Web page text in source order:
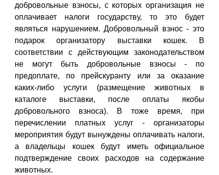
добровольные взносы, с которых организация не
оплачивает налоги государству, то это будет
являться нарушением. Добровольный взнос - это
подарок организатору выставки кошек. В
соответствии с действующим законодательством
не могут быть добровольные взносы - по
предоплате, по прейскуранту или за оказание
каких-либо услуги (размещение животных в
каталоге выставки, после оплаты якобы
добровольного взноса). В тоже время, при
перечислении платных услуг - организаторы
мероприятия будут вынуждены оплачивать налоги,
а владельцы кошек будут иметь официальное
подтверждение своих расходов на содержание
животных.